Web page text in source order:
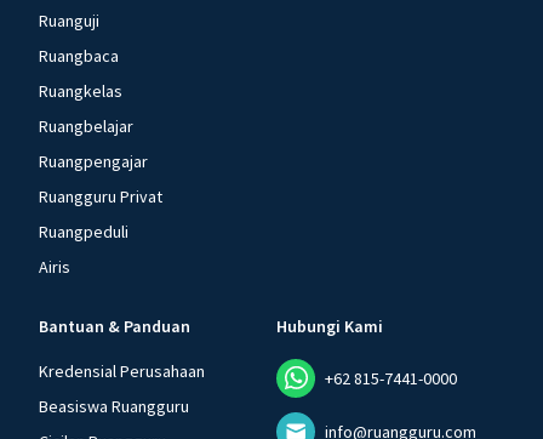
Ruanguji
Ruangbaca
Ruangkelas
Ruangbelajar
Ruangpengajar
Ruangguru Privat
Ruangpeduli
Airis
Bantuan & Panduan
Kredensial Perusahaan
Beasiswa Ruangguru
Hubungi Kami
+62 815-7441-0000
info@ruangguru.com